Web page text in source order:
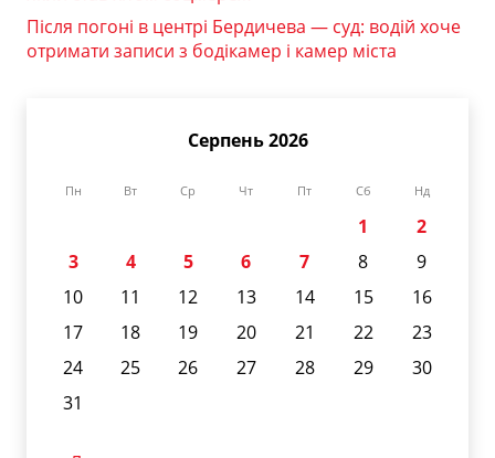
Після погоні в центрі Бердичева — суд: водій хоче
отримати записи з бодікамер і камер міста
Серпень 2026
Пн Вт Ср Чт Пт Сб Нд
1
2
3
4 5 6 7 8
9
10
11 12 13 14 15
16
17
18 19 20 21 22
23
24
25 26 27 28 29
30
31